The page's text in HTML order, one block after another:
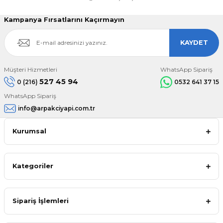
Kampanya Fırsatlarını Kaçırmayın
KAYDET
Müşteri Hizmetleri
0 (216) 527 45 94
WhatsApp Sipariş
0532 641 37 15
WhatsApp Sipariş
info@arpakciyapi.com.tr
Kurumsal
Kategoriler
Sipariş İşlemleri